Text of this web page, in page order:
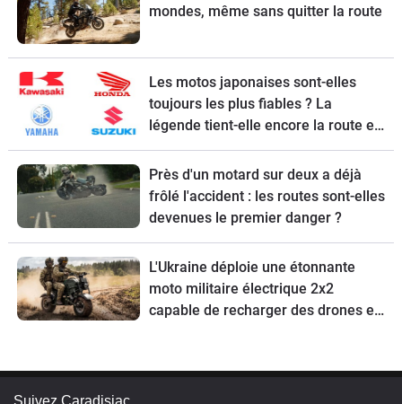
mondes, même sans quitter la route
Les motos japonaises sont-elles
toujours les plus fiables ? La
légende tient-elle encore la route en
2026 ?
Près d'un motard sur deux a déjà
frôlé l'accident : les routes sont-elles
devenues le premier danger ?
L'Ukraine déploie une étonnante
moto militaire électrique 2x2
capable de recharger des drones en
Suivez Caradisiac